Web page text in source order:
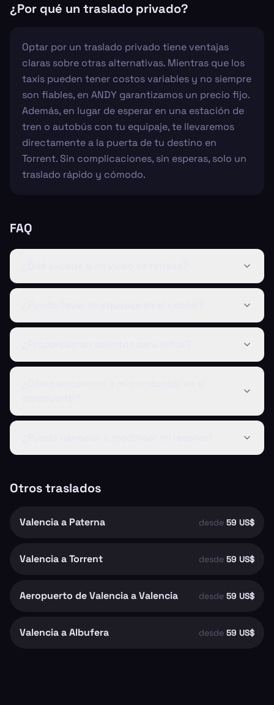
¿Por qué un traslado privado?
Optar por un traslado privado tiene ventajas
claras sobre otras alternativas. Mientras que los
taxis pueden tener costos variables y no siempre
son fiables, en ANDY garantizamos un precio fijo.
Además, en lugar de esperar en una estación de
tren o autobús con tu equipaje, te llevaremos
directamente a la puerta de tu destino en
Torrent. Sin complicaciones, sin esperas, solo un
traslado rápido y cómodo.
FAQ
Otros traslados
Valencia a Paterna desde 59 US$
Valencia a Torrent desde 59 US$
Aeropuerto de Valencia a Valencia desde 59 US$
Valencia a Albufera desde 59 US$